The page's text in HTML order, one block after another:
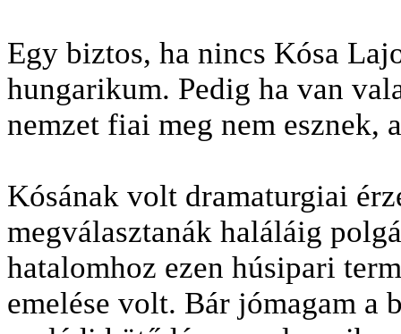
Egy biztos, ha nincs Kósa
hungarikum. Pedig ha van
nemzet fiai meg nem esznek,
Kósának volt dramaturgiai
megválasztanák haláláig
hatalomhoz ezen hús­ipari
emelése volt. Bár jómagam a